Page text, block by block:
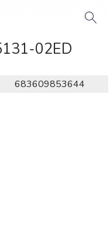
02ED
683609853644